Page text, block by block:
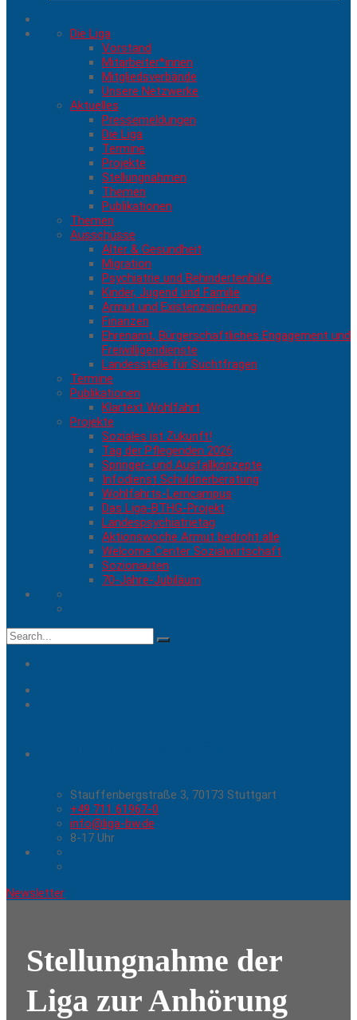
Die Liga
Vorstand
Mitarbeiter*innen
Mitgliedsverbände
Unsere Netzwerke
Aktuelles
Pressemeldungen
Die Liga
Termine
Projekte
Stellungnahmen
Themen
Publikationen
Themen
Ausschüsse
Alter & Gesundheit
Migration
Psychiatrie und Behindertenhilfe
Kinder, Jugend und Familie
Armut und Existenzsicherung
Finanzen
Ehrenamt, Bürgerschaftliches Engagement und
Freiwilligendienste
Landesstelle für Suchtfragen
Termine
Publikationen
Klartext Wohlfahrt
Projekte
Soziales ist Zukunft!
Tag der Pflegenden 2026
Springer- und Ausfallkonzepte
Infodienst Schuldnerberatung
Wohlfahrts-Lerncampus
Das Liga-BTHG-Projekt
Landespsychiatrietag
Aktionswoche Armut bedroht alle
Welcome Center Sozialwirtschaft
Sozionauten
70-Jahre-Jubiläum
Search
for:
Stauffenbergstraße 3, 70173 Stuttgart
+49 711 61967-0
info@liga-bw.de
8-17 Uhr
Newsletter
Stellungnahme der
Liga zur Anhörung